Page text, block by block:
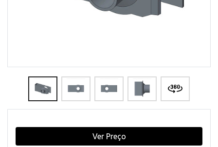
Ver Preço